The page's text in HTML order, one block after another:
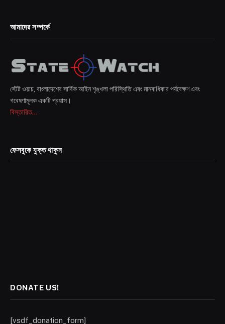
আমাদের সম্পর্কে
স্টেট ওয়াচ, বাংলাদেশের সার্বিক আইন শৃঙ্খলা পরিস্থিতি এবং মানবাধিকার পর্যবেক্ষণ এবং
গবেষণামূলক একটি প্রয়াস।
বিস্তারিত...
ফেসবুকে যুক্ত থাকুন
DONATE US!
[vsdf_donation_form]